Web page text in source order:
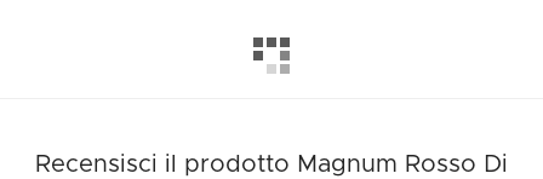
Recensisci il prodotto Magnum Rosso Di